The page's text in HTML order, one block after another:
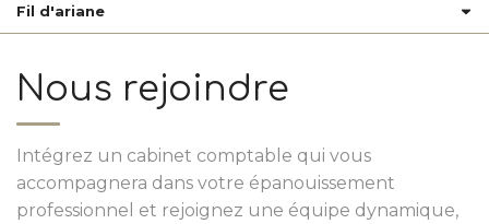
L’esprit Comptexperts
Nos avis clients
Le Groupe CAPEC
Notre bureau
Nos missions comptables
Nos missions de commissariat aux comptes
Nos missions fiscales
TPE et entrepreneurs
PME et ETI
Nos outils
Actualités
Fil d'ariane
Nous rejoindre
Intégrez un cabinet comptable qui vous
accompagnera dans votre épanouissement
professionnel et rejoignez une équipe dynamique,